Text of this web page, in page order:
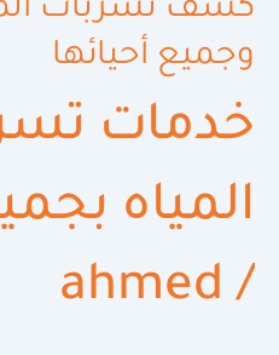
كشف تسربات
وجميع أحيائها
خدمات
المياه
/
ahmed